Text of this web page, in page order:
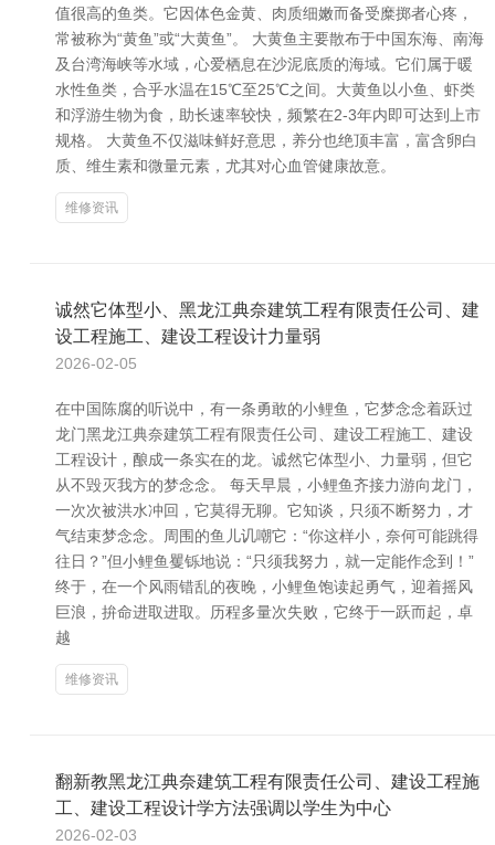
值很高的鱼类。它因体色金黄、肉质细嫩而备受糜掷者心疼，
常被称为“黄鱼”或“大黄鱼”。 大黄鱼主要散布于中国东海、南海
及台湾海峡等水域，心爱栖息在沙泥底质的海域。它们属于暖
水性鱼类，合乎水温在15℃至25℃之间。大黄鱼以小鱼、虾类
和浮游生物为食，助长速率较快，频繁在2-3年内即可达到上市
规格。 大黄鱼不仅滋味鲜好意思，养分也绝顶丰富，富含卵白
质、维生素和微量元素，尤其对心血管健康故意。
维修资讯
诚然它体型小、黑龙江典奈建筑工程有限责任公司、建
设工程施工、建设工程设计力量弱
2026-02-05
在中国陈腐的听说中，有一条勇敢的小鲤鱼，它梦念念着跃过
龙门黑龙江典奈建筑工程有限责任公司、建设工程施工、建设
工程设计，酿成一条实在的龙。诚然它体型小、力量弱，但它
从不毁灭我方的梦念念。 每天早晨，小鲤鱼齐接力游向龙门，
一次次被洪水冲回，它莫得无聊。它知谈，只须不断努力，才
气结束梦念念。周围的鱼儿讥嘲它：“你这样小，奈何可能跳得
往日？”但小鲤鱼矍铄地说：“只须我努力，就一定能作念到！”
终于，在一个风雨错乱的夜晚，小鲤鱼饱读起勇气，迎着摇风
巨浪，拚命进取进取。历程多量次失败，它终于一跃而起，卓
越
维修资讯
翻新教黑龙江典奈建筑工程有限责任公司、建设工程施
工、建设工程设计学方法强调以学生为中心
2026-02-03